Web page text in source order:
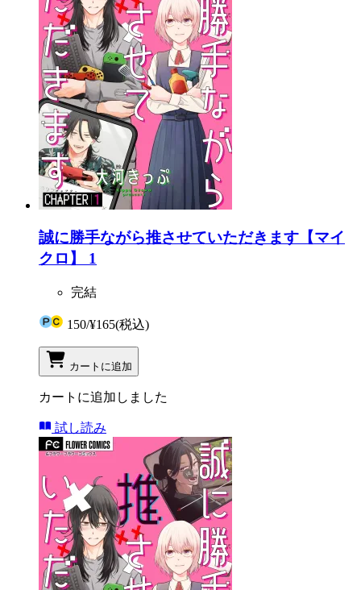
誠に勝手ながら推させていただきます【マイ
クロ】 1
完結
150/¥165(税込)
カートに追加
カートに追加しました
試し読み